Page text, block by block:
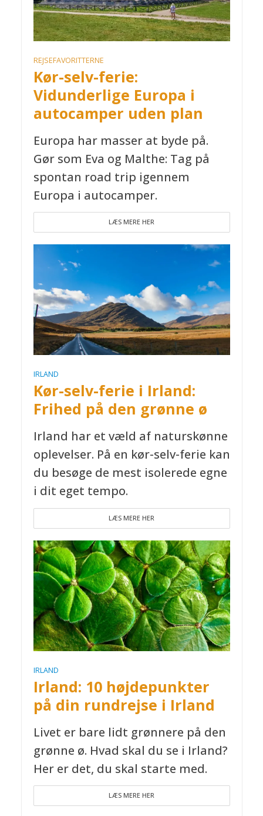
REJSEFAVORITTERNE
Kør-selv-ferie:
Vidunderlige Europa i
autocamper uden plan
Europa har masser at byde på.
Gør som Eva og Malthe: Tag på
spontan road trip igennem
Europa i autocamper.
LÆS MERE HER
IRLAND
Kør-selv-ferie i Irland:
Frihed på den grønne ø
Irland har et væld af naturskønne
oplevelser. På en kør-selv-ferie kan
du besøge de mest isolerede egne
i dit eget tempo.
LÆS MERE HER
IRLAND
Irland: 10 højdepunkter
på din rundrejse i Irland
Livet er bare lidt grønnere på den
grønne ø. Hvad skal du se i Irland?
Her er det, du skal starte med.
LÆS MERE HER